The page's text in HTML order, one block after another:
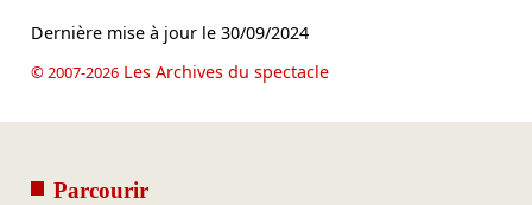
Dernière mise à jour le 30/09/2024
© 2007-2026Les Archives du spectacle
Parcourir